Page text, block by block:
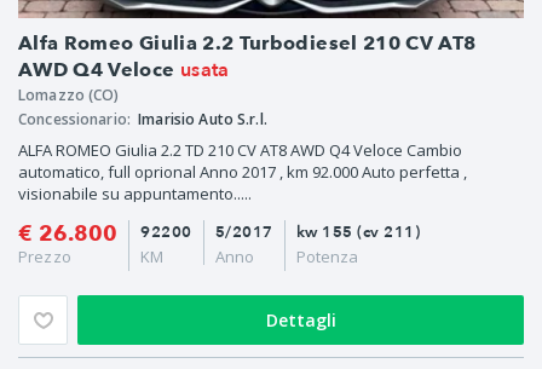
Alfa Romeo Giulia 2.2 Turbodiesel 210 CV AT8
AWD Q4 Veloce usata
Lomazzo (CO)
Concessionario: Imarisio Auto S.r.l.
ALFA ROMEO Giulia 2.2 TD 210 CV AT8 AWD Q4 Veloce Cambio
automatico, full oprional Anno 2017 , km 92.000 Auto perfetta ,
visionabile su appuntamento.....
€ 26.800
Prezzo
5/2017
Anno
92200
KM
kw 155 (cv 211)
Potenza
Dettagli